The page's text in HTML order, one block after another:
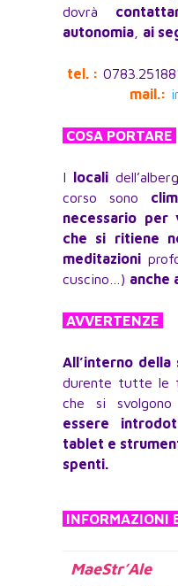
dovrà
autonomia, ai
tel. :
mail.:
COSA PORTARE
I locali
corso sono
necessario per
che si ritiene
meditazioni
cuscino…) anche
AVVERTENZE
All’interno della
durente tutte le
che si svolgono
essere
tablet e
spenti.
INFORMAZIONI
MaeStr’Ale